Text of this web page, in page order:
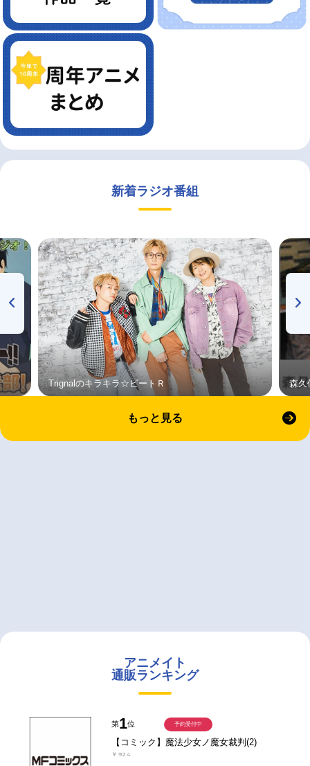
新着ラジオ番組
Trignalのキラキラ☆ビートＲ 森久
もっと見る
アニメイト
通販ランキング
第1位
【コミック】魔法少女ノ魔女裁判(2)
￥924
予約受付中